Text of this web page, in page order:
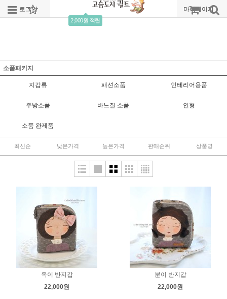
로그인 회원가입
2,000원 적립
주문조회 마이페이지
소품패키지
지갑류 패션소품 인테리어용품
주방소품 바느질 소품 인형
소품 완제품
최신순 낮은가격 높은가격 판매순위 상품명
옥이 반지갑
22,000원
분이 반지갑
22,000원